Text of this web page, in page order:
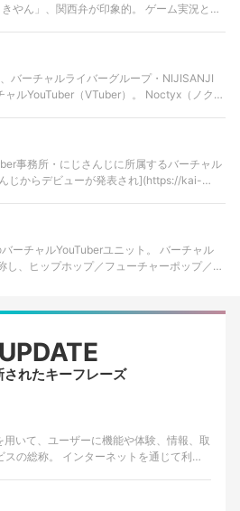
やん」、関西弁が印象的。 ゲーム実況と
バーチャルライバーグループ・NIJISANJI
（VTuber）。 Noctyx（ノクテ
事務所・にじさんじに所属するバーチャル
じからデビューが発表され](https://kai-
ーチャルYouTuberユニット。 バーチャル
し、ヒップホップ／フューチャーポップ／ラ
UPDATE
されたキーフレーズ
いて、ユーザーに機能や体験、情報、取
ットを通じて利用